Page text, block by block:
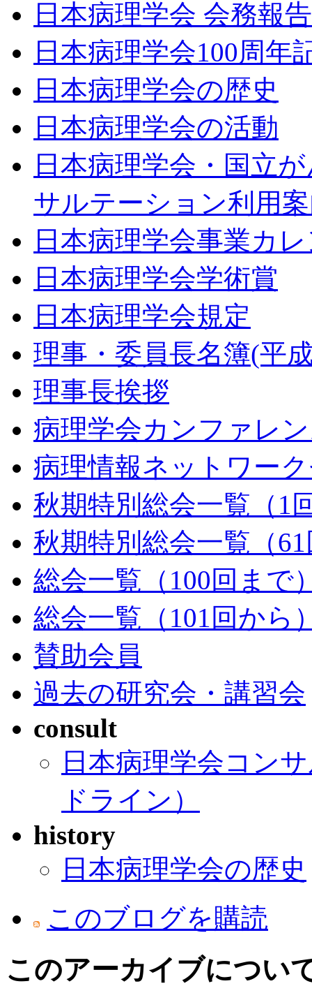
日本病理学会 会務報
日本病理学会100周年
日本病理学会の歴史
日本病理学会の活動
日本病理学会・国立
サルテーション利用
日本病理学会事業カ
日本病理学会学術賞
日本病理学会規定
理事・委員長名簿(平
理事長挨拶
病理学会カンファレ
病理情報ネットワー
秋期特別総会一覧（1
秋期特別総会一覧（
総会一覧（100回まで
総会一覧（101回から
賛助会員
過去の研究会・講習会
consult
日本病理学会コン
ドライン）
history
日本病理学会の歴史
このブログを購読
このアーカイブについ